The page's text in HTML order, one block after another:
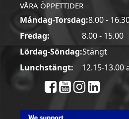
VÅRA ÖPPETTIDER
Måndag-Torsdag:8.00 -
Fredag:
8.00 - 15.00
Lördag-Söndag:Stängt
Lunchstängt:
12.15-13.00